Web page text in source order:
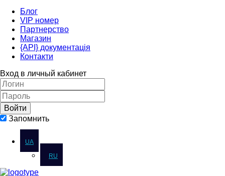
Блог
VIP номер
Партнерство
Магазин
{API} документація
Контакти
Вход в личный кабинет
Запомнить
UA
RU